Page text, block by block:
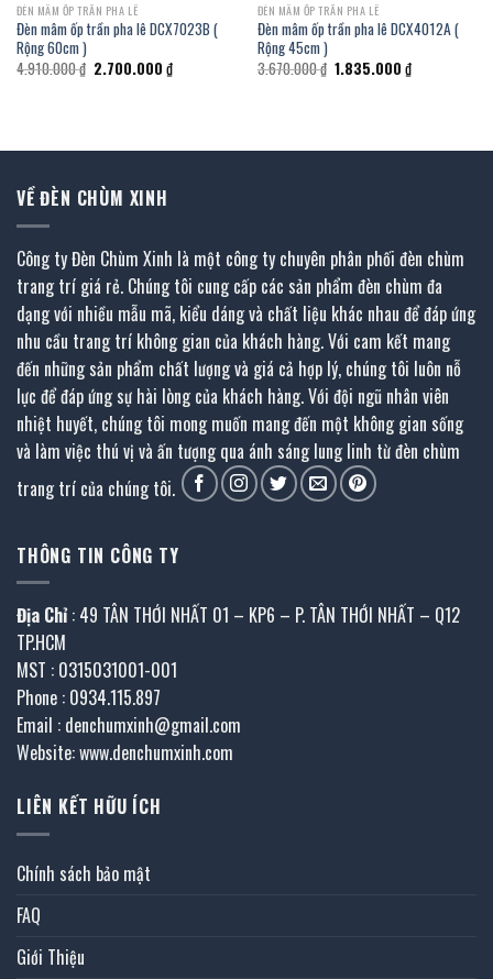
ĐÈN MÂM ỐP TRẦN PHA LÊ
Đèn mâm ốp trần pha lê DCX7023B (
Rộng 60cm )
4.910.000₫ Giá
gốc
2.700.000 ₫Giá
hiện
ĐÈN MÂM ỐP TRẦN PHA LÊ
Đèn mâm ốp trần pha lê DCX4012A (
Rộng 45cm )
3.670.000₫ Giá
gốc
1.835.000 ₫Giá
hiện
VỀ ĐÈN CHÙM XINH
Công ty Đèn Chùm Xinh là một công ty chuyên phân phối đèn chùm
trang trí giá rẻ. Chúng tôi cung cấp các sản phẩm đèn chùm đa
dạng với nhiều mẫu mã, kiểu dáng và chất liệu khác nhau để đáp ứng
nhu cầu trang trí không gian của khách hàng. Với cam kết mang
đến những sản phẩm chất lượng và giá cả hợp lý, chúng tôi luôn nỗ
lực để đáp ứng sự hài lòng của khách hàng. Với đội ngũ nhân viên
nhiệt huyết, chúng tôi mong muốn mang đến một không gian sống
và làm việc thú vị và ấn tượng qua ánh sáng lung linh từ đèn chùm
trang trí của chúng tôi.
THÔNG TIN CÔNG TY
Địa Chỉ : 49 TÂN THỚI NHẤT 01 – KP6 – P. TÂN THỚI NHẤT – Q12
TP.HCM
MST : 0315031001-001
Phone : 0934.115.897
Email : denchumxinh@gmail.com
Website: www.denchumxinh.com
LIÊN KẾT HỮU ÍCH
Chính sách bảo mật
FAQ
Giới Thiệu